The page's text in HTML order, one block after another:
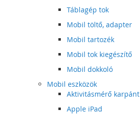
Táblagép tok
Mobil töltő, adapter
Mobil tartozék
Mobil tok kiegészítő
Mobil dokkoló
Mobil eszközök
Aktivitásmérő karpánt
Apple iPad